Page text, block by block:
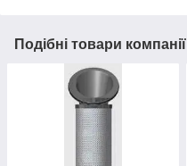
Подібні товари компанії